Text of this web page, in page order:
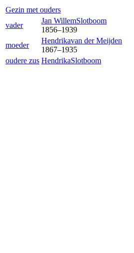
Gezin met ouders
vader
Jan WillemSlotboom
1856–1939
moeder
Hendrikavan der Meijden
1867–1935
oudere zus HendrikaSlotboom